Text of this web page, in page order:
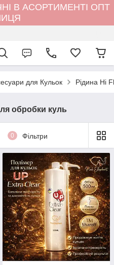
В АСОРТИМЕНТІ ОПТ
для Кульок Рідина Hi
обробки куль
0 Фільтри